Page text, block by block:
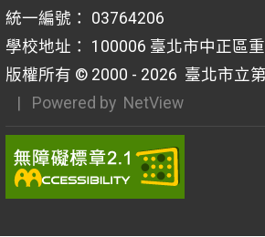
統一編號： 03764206
學校地址： 100006 臺北市中正區
版權所有 © 2000 - 2026 臺北市立
| Powered by NetView